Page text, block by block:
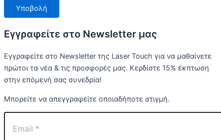
Υποβολή
Εγγραφείτε στο Newsletter μας
Εγγραφείτε στο Newsletter της Laser Touch για να μαθαίνετε
πρώτοι τα νέα & τις προσφορές μας. Κερδίστε 15% έκπτωση
στην επόμενή σας συνεδρία!
Μπορείτε να απεγγραφείτε οποιαδήποτε στιγμή.